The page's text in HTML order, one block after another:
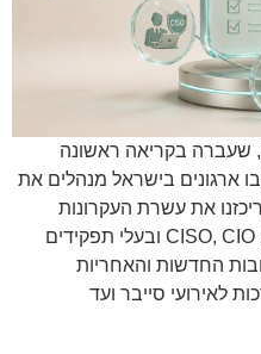
שעברה בקריאה ראשונה
ארגונים בישראל מנהלים את
את עשרת העקרונות
המרכזיים שכל הנהלה, דירקטוריון, CISO, CIO ובעלי תפקידים
החדשות והאחריות
לאירועי סייבר ועד